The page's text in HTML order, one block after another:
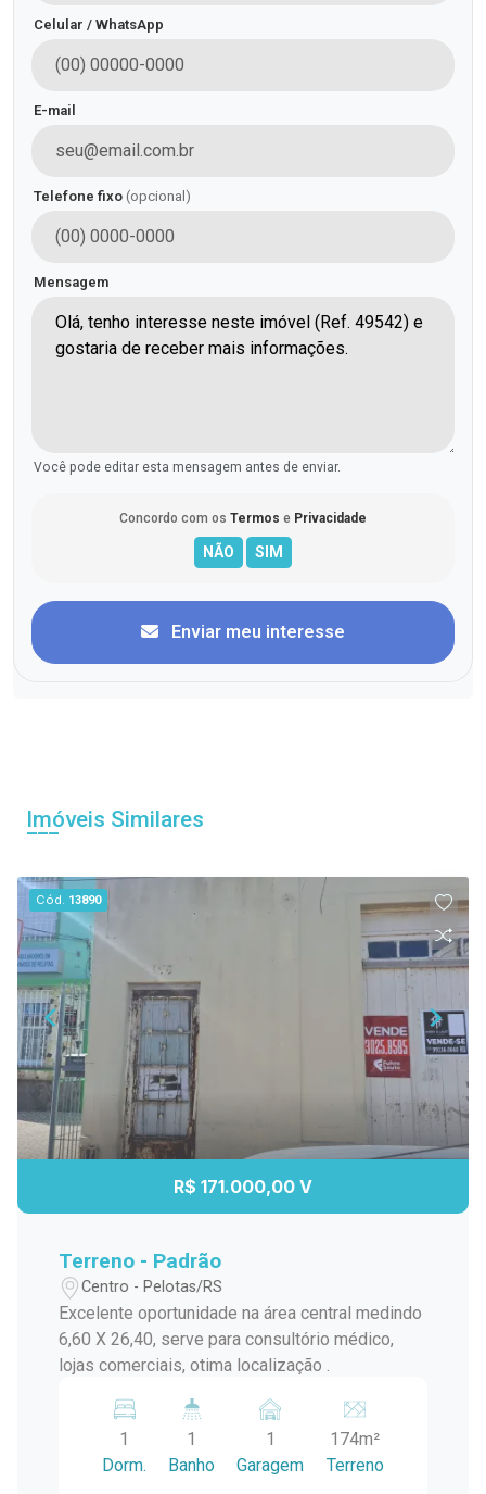
Celular / WhatsApp
E-mail
Telefone fixo (opcional)
Mensagem
Você pode editar esta mensagem antes de enviar.
Concordo com os Termos e Privacidade
Enviar meu interesse
Imóveis Similares
Cód. 13890
R$ 171.000,00 V
Terreno - Padrão
Centro - Pelotas/RS
Excelente oportunidade na área central medindo
6,60 X 26,40, serve para consultório médico,
lojas comerciais, otima localização .
1
Dorm.
1
Banho
1
Garagem
174m²
Terreno